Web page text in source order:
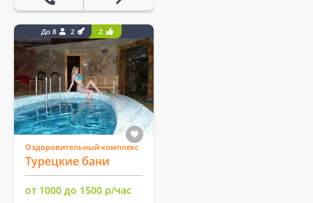
До 8 2 2
Оздоровительный комплекс
Турецкие бани
от 1000 до 1500 р/час